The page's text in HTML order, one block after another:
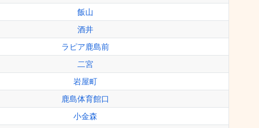
飯山
酒井
ラピア鹿島前
二宮
岩屋町
鹿島体育館口
小金森